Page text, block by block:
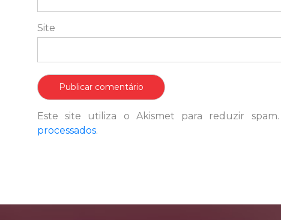
Site
Este site utiliza o Akismet para reduzir spam.
processados.